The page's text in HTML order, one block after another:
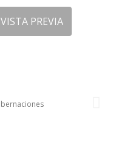
VISTA PREVIA